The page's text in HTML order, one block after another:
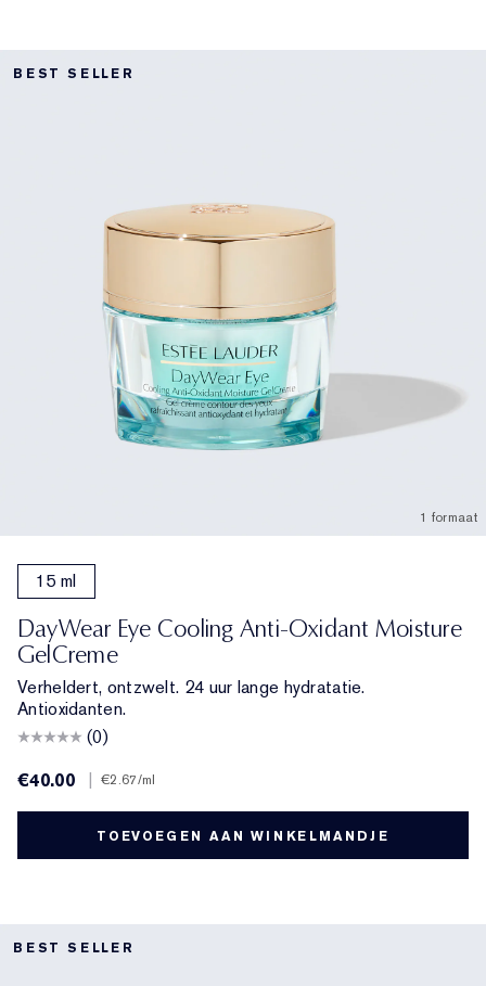
BEST SELLER
1 formaat
15 ml
DayWear Eye Cooling Anti-Oxidant Moisture
GelCreme
Verheldert, ontzwelt. 24 uur lange hydratatie.
Antioxidanten.
(0)
€40.00
€2.67/ml
TOEVOEGEN AAN WINKELMANDJE
BEST SELLER